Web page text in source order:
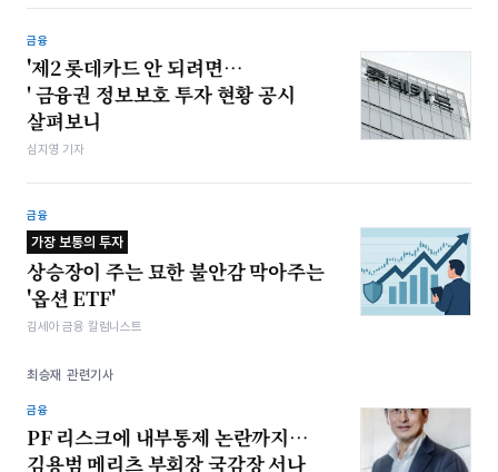
금융
'제2 롯데카드 안 되려면…
' 금융권 정보보호 투자 현황 공시
살펴보니
심지영 기자
금융
가장 보통의 투자
상승장이 주는 묘한 불안감 막아주는
'옵션 ETF'
김세아 금융 칼럼니스트
최승재 관련기사
금융
PF 리스크에 내부통제 논란까지…
김용범 메리츠 부회장 국감장 서나